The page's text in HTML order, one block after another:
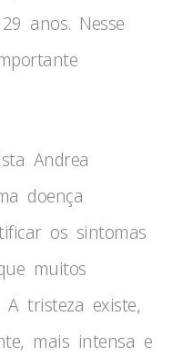
anos. Nesse
Andrea
doença
os sintomas
muitos
tristeza existe,
mais intensa e